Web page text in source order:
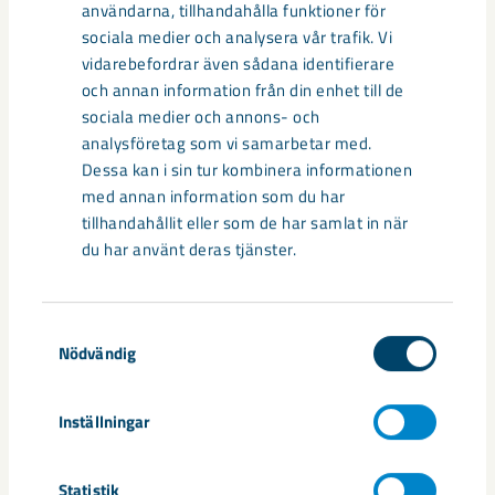
användarna, tillhandahålla funktioner för
sociala medier och analysera vår trafik. Vi
vidarebefordrar även sådana identifierare
och annan information från din enhet till de
sociala medier och annons- och
analysföretag som vi samarbetar med.
Dessa kan i sin tur kombinera informationen
med annan information som du har
tillhandahållit eller som de har samlat in när
du har använt deras tjänster.
Nödvändig
Inställningar
Relaterat innehåll